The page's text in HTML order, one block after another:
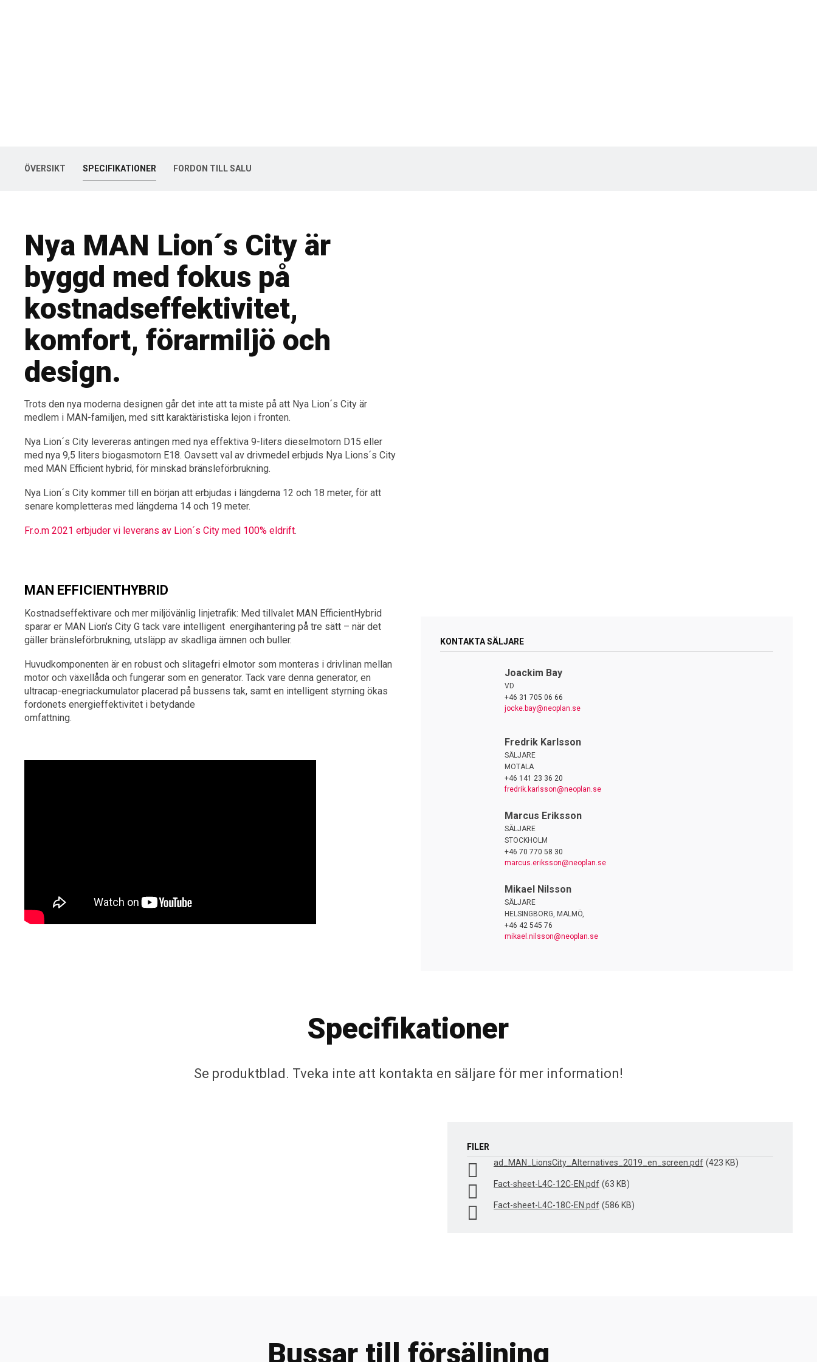
ÖVERSIKT SPECIFIKATIONER FORDON TILL SALU
Nya MAN Lion´s City är
byggd med fokus på
kostnadseffektivitet,
komfort, förarmiljö och
design.
Trots den nya moderna designen går det inte att ta miste på att Nya Lion´s City är
medlem i MAN-familjen, med sitt karaktäristiska lejon i fronten.
Nya Lion´s City levereras antingen med nya effektiva 9-liters dieselmotorn D15 eller
med nya 9,5 liters biogasmotorn E18. Oavsett val av drivmedel erbjuds Nya Lions´s City
med MAN Efficient hybrid, för minskad bränsleförbrukning.
Nya Lion´s City kommer till en början att erbjudas i längderna 12 och 18 meter, för att
senare kompletteras med längderna 14 och 19 meter.
Fr.o.m 2021 erbjuder vi leverans av Lion´s City med 100% eldrift.
MAN EFFICIENTHYBRID
Kostnadseffektivare och mer miljövänlig linjetrafik: Med tillvalet MAN EfficientHybrid
sparar er MAN Lion’s City G tack vare intelligent energihantering på tre sätt – när det
gäller bränsleförbrukning, utsläpp av skadliga ämnen och buller.
Huvudkomponenten är en robust och slitagefri elmotor som monteras i drivlinan mellan
motor och växellåda och fungerar som en generator. Tack vare denna generator, en
ultracap-enegriackumulator placerad på bussens tak, samt en intelligent styrning ökas
fordonets energieffektivitet i betydande
omfattning.
KONTAKTA SÄLJARE
Joackim Bay
VD
+46 31 705 06 66
jocke.bay@neoplan.se
Fredrik Karlsson
SÄLJARE
MOTALA
+46 141 23 36 20
fredrik.karlsson@neoplan.se
Marcus Eriksson
SÄLJARE
STOCKHOLM
+46 70 770 58 30
marcus.eriksson@neoplan.se
Mikael Nilsson
SÄLJARE
HELSINGBORG, MALMÖ,
+46 42 545 76
mikael.nilsson@neoplan.se
Specifikationer
Se produktblad. Tveka inte att kontakta en säljare för mer information!
FILER
ad_MAN_LionsCity_Alternatives_2019_en_screen.pdf 423 KB
Fact-sheet-L4C-12C-EN.pdf 63 KB
Fact-sheet-L4C-18C-EN.pdf 586 KB
Bussar till försäljning